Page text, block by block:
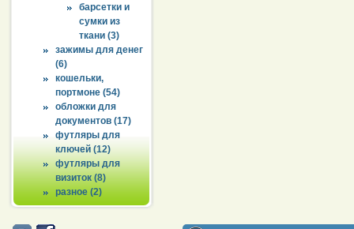
барсетки и
сумки из
ткани (3)
зажимы для денег
(6)
кошельки,
портмоне (54)
обложки для
документов (17)
футляры для
ключей (12)
футляры для
визиток (8)
разное (2)